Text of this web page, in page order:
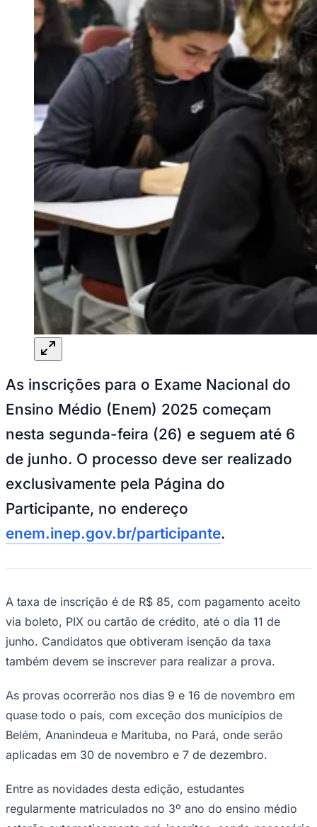
Vitória
Sport
2min de leitura
Inscrições para o Enem 2025 abrem nesta
segunda-feira (26)
26 de maio de 2025 às 11:50
As inscrições para o Exame Nacional do
Ensino Médio (Enem) 2025 começam
nesta segunda-feira (26) e seguem até 6
de junho. O processo deve ser realizado
exclusivamente pela Página do
Participante, no endereço